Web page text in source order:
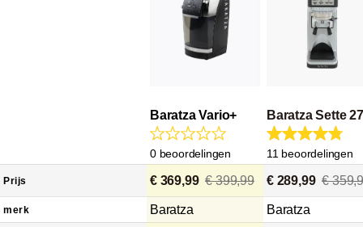
Prijs
merk
Baratza Vario+
0 beoordelingen
€ 369,99 € 399,99
Baratza
Baratza Sette
11 beoordelingen
€ 289,99 €
Baratza